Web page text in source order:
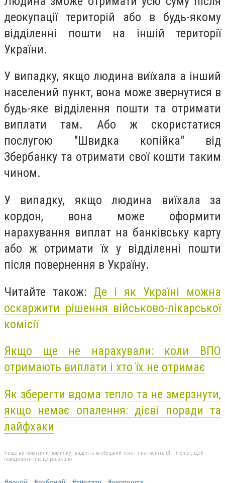
деокупації територій або в будь-якому
відділенні пошти на іншій території
України.
У випадку, якщо людина виїхала а інший
населений пункт, вона може звернутися в
будь-яке відділення пошти та отримати
виплати там. Або ж скористатися
послугою "Швидка копійка" від
Збербанку та отримати свої кошти таким
чином.
У випадку, якщо людина виїхала за
кордон, вона може оформити
нарахування виплат на банківську карту
або ж отримати їх у відділенні пошти
після повернення в Україну.
Читайте також: Де і як Україні можна
оскаржити рішення військово-лікарської
комісії
Якщо ще не нарахували: коли ВПО
отримають виплати і хто їх не отримає
Як зберегти вдома тепло та не змерзнути,
якщо немає опалення: дієві поради та
лайфхаки
Якщо ви помітили помилку, виділіть необхідний текст і натисніть Ctrl + Enter, щоб
повідомити про це редакцію